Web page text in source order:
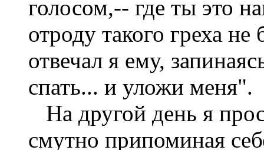
голосом,-- где ты это
отроду такого греха
отвечал я ему,
спать... и уложи меня".
На другой день я
смутно припоминая